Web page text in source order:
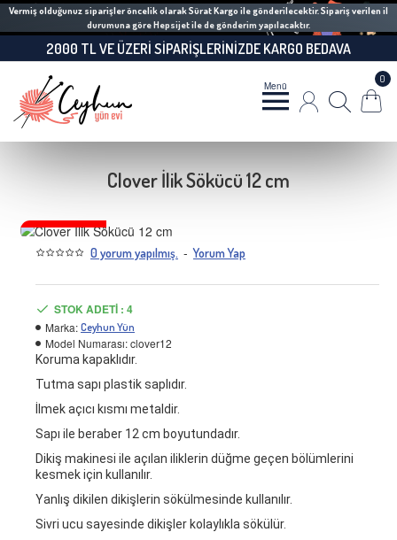
Vermiş olduğunuz siparişler öncelik olarak Sürat Kargo ile gönderilecektir. Sipariş verilen il
durumuna göre Hepsijet ile de gönderim yapılacaktır.
2000 TL VE ÜZERI SIPARIŞLERINIZDE KARGO BEDAVA
0
Clover İlik Sökücü 12 cm
0 yorum yapılmış. - Yorum Yap
STOK ADETI : 4
Marka: Ceyhun Yün
Model Numarası:clover12
Koruma kapaklıdır.
Tutma sapı plastik saplıdır.
İlmek açıcı kısmı metaldir.
Sapı ile beraber 12 cm boyutundadır.
Dikiş makinesi ile açılan iliklerin düğme geçen bölümlerini
kesmek için kullanılır.
Yanlış dikilen dikişlerin sökülmesinde kullanılır.
Sivri ucu sayesinde dikişler kolaylıkla sökülür.